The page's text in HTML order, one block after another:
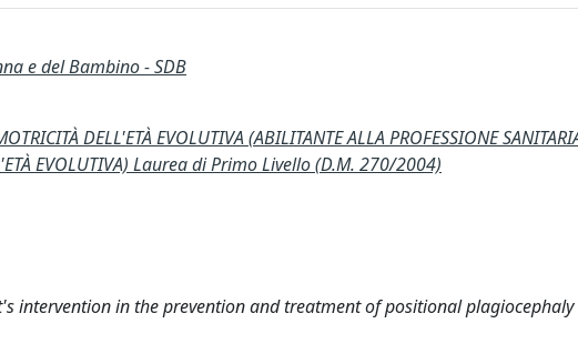
e del Bambino - SDB
DELL'ETÀ EVOLUTIVA (ABILITANTE ALLA PROFESSIONE
EVOLUTIVA) Laurea di Primo Livello (D.M. 270/2004)
intervention in the prevention and treatment of positional plagiocephaly